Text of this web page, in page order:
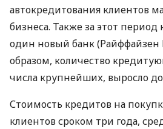
автокредитования клиентов
бизнеса. Также за этот
один новый банк (Райффайзен
образом, количество
числа крупнейших, выросло
Стоимость кредитов на
клиентов сроком три года,